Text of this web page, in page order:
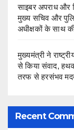
साइबर अपराध और
मुख्य सचिव और
अधीक्षकों के साथ
मुख्यमंत्री ने
से किया संवाद,
तरफ से हरसंभव मदद
Recent